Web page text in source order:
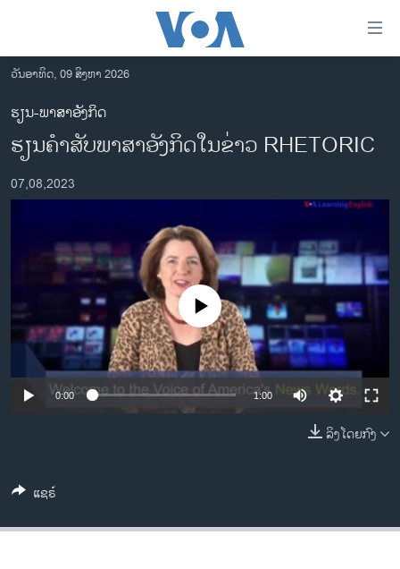
ເຂົ້າ
ຫາ
ຂ້າມ
ຂ້າມ
ຂ້າມ
ໄປ
ລາວ
ອາເມຣິກາ
ການເລືອກຕັ້ງ ປະທານາທີບໍດີ ສະຫະລັດ 2024
ອິດສະຫຼະພາບດ້ານການຂ່າວ
ຊີວິດຊາວລາວ
ຊຸມຊົນຊາວລາວ
ວິທະຍາສາດ-ເທັກໂນໂລຈີ
ພາສາອັງກິດ
ວັນອາທິດ, 09 ສິງຫາ 2026
ຮຽນ-ພາສາອັງກິດ
ຮຽນຄຳສັບພາສາອັງກິດໃນຂ່າວ RHETORIC
07,08,2023
No media source currently available
0:00 1:00
ລິງໂດຍກົງ
ແຊຣ໌